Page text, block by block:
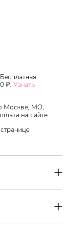
₽. Узнать
Москве, МО,
на сайте.
Secret Healing
и
питает кожу